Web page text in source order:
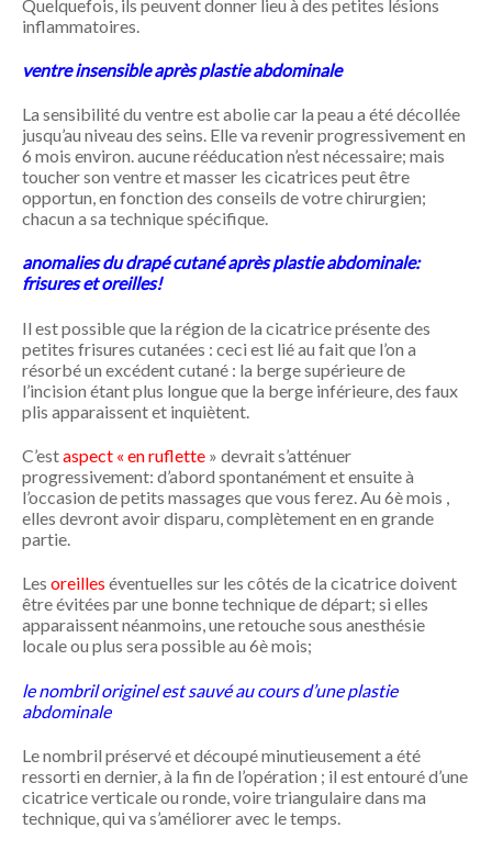
Quelquefois, ils peuvent donner lieu à des petites lésions
inflammatoires.
ventre insensible après plastie abdominale
La sensibilité du ventre est abolie car la peau a été décollée
jusqu’au niveau des seins. Elle va revenir progressivement en
6 mois environ. aucune rééducation n’est nécessaire; mais
toucher son ventre et masser les cicatrices peut être
opportun, en fonction des conseils de votre chirurgien;
chacun a sa technique spécifique.
anomalies du drapé cutané après plastie abdominale:
frisures et oreilles!
Il est possible que la région de la cicatrice présente des
petites frisures cutanées : ceci est lié au fait que l’on a
résorbé un excédent cutané : la berge supérieure de
l’incision étant plus longue que la berge inférieure, des faux
plis apparaissent et inquiètent.
C’estaspect « en ruflette » devrait s’atténuer
progressivement: d’abord spontanément et ensuite à
l’occasion de petits massages que vous ferez. Au 6è mois ,
elles devront avoir disparu, complètement en en grande
partie.
Les oreilles éventuelles sur les côtés de la cicatrice doivent
être évitées par une bonne technique de départ; si elles
apparaissent néanmoins, une retouche sous anesthésie
locale ou plus sera possible au 6è mois;
le nombril originel est sauvé au cours d’une plastie
abdominale
Le nombril préservé et découpé minutieusement a été
ressorti en dernier, à la fin de l’opération ; il est entouré d’une
cicatrice verticale ou ronde, voire triangulaire dans ma
technique, qui va s’améliorer avec le temps.